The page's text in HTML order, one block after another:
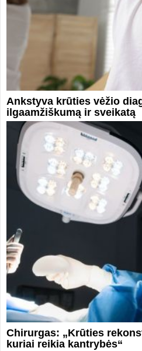
Ankstyva krūties vėžio
ilgaamžiškumą ir sveikatą
Chirurgas: „Krūties
kuriai reikia kantrybės“